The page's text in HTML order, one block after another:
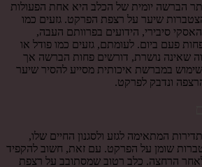
הברשה יומית של הכלב היא אחת הפעולות
שיער על רצפת הפרקט. גזעים כמו
סיבירי, הידועים בפרוותם העבה,
פעם ביום. לעומתם, גזעים כמו פודל או
שאינה נושרת, דורשים פחות הברשה אך
במברשת איכותית מסייע להסיר שיער
ונדבק לפרקט.
המתאימה לגזע ולסגנון החיים שלו,
שומן על הפרקט. עם זאת, חשוב להקפיד
לאחר הרחצה. כלב רטוב שמסתובב על רצפת